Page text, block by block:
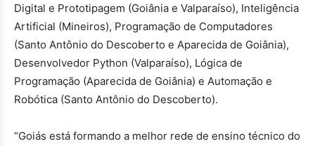
Digital e Prototipagem (Goiânia e Valparaíso), Inteligência
Artificial (Mineiros), Programação de Computadores
(Santo Antônio do Descoberto e Aparecida de Goiânia),
Desenvolvedor Python (Valparaíso), Lógica de
Programação (Aparecida de Goiânia) e Automação e
Robótica (Santo Antônio do Descoberto).
“Goiás está formando a melhor rede de ensino técnico do